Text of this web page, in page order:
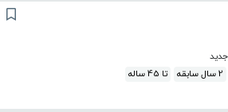
2 سال سابقه
تا 45 ساله